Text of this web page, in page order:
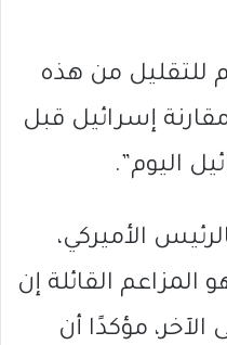
للتقليل من هذه
إسرائيل قبل
اليوم”.
الأميركي،
المزاعم القائلة إن
الآخر، مؤكدًا أن